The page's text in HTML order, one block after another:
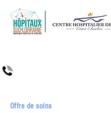
Offre de soins​